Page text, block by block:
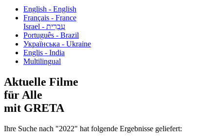
English - English
Français - France
עִבְרִית - Israel
Português - Brazil
Українська - Ukraine
Englis - India
Multilingual
Aktuelle Filme
für Alle
mit GRETA
Ihre Suche nach "2022" hat folgende Ergebnisse geliefert: